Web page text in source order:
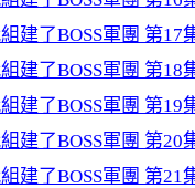
建了BOSS軍團 第17
建了BOSS軍團 第18
建了BOSS軍團 第19
建了BOSS軍團 第20
建了BOSS軍團 第21